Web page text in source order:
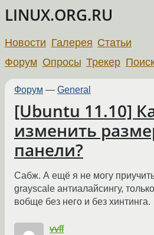
LINUX.ORG.RU
Новости Галерея Статьи
Форум Опросы Трекер
Форум — General
[Ubuntu 11.10]
изменить
панели?
Сабж. А ещё я не могу
grayscale антиалайсингу,
вобще без него и без хинтинга.
vvff